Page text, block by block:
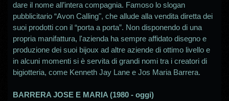
dare il nome all’intera compagnia. Famoso lo slogan
pubblicitario “Avon Calling", che allude alla vendita diretta dei
suoi prodotti con il “porta a porta”. Non disponendo di una
propria manifattura, l'azienda ha sempre affidato disegno e
produzione dei suoi bijoux ad altre aziende di ottimo livello e
in alcuni momenti si è servita di grandi nomi tra i creatori di
bigiotteria, come Kenneth Jay Lane e Jos Maria Barrera.
BARRERA JOSE E MARIA (1980 - oggi)